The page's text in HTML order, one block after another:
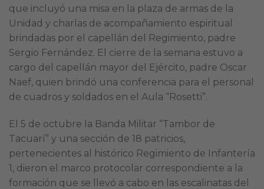
que incluyó una misa en la plaza de armas de la
Unidad y charlas de acompañamiento espiritual
brindadas por el capellán del Regimiento, padre
Sergio Fernández. El cierre de la semana estuvo a
cargo del capellán mayor del Ejército, padre Oscar
Naef, quien brindó una conferencia para el personal
de cuadros y soldados en el Aula “Rosetti”.
El 5 de octubre la Banda Militar “Tambor de
Tacuarí” y una sección de 18 patricios,
pertenecientes al histórico Regimiento de Infantería
1, dieron el marco protocolar correspondiente a la
formación que se llevó a cabo en las escalinatas del